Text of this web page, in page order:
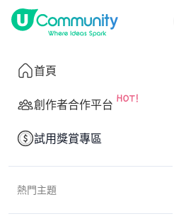
首頁
創作者合作平台
試用獎賞專區
熱門主題